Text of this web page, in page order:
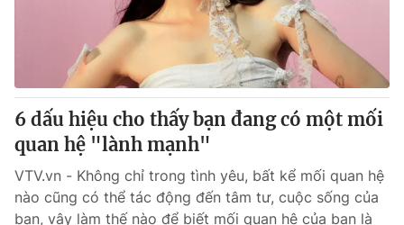
Thế giới đó đây
Câu chuyện quốc tế
Thị trường
Góc doanh nghiệp
Dữ liệu và đời sống
Truyền hình
Phim VTV
Hậu trường
Nhân vật
Giải trí
Điện ảnh
Đời sống
6 dấu hiệu cho thấy bạn đang có một mối
quan hệ "lành mạnh"
VTV.vn - Không chỉ trong tình yêu, bất kể mối quan hệ
nào cũng có thể tác động đến tâm tư, cuộc sống của
bạn, vậy làm thế nào để biết mối quan hệ của bạn là